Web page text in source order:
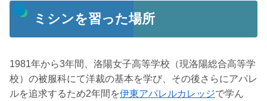
ミシンを習った場所
1981年から3年間、洛陽女子高等学校（現洛陽総合高等学
校）の被服科にて洋裁の基本を学び、その後さらにアパレ
ルを追求するため2年間を伊東アパレルカレッジで学ん